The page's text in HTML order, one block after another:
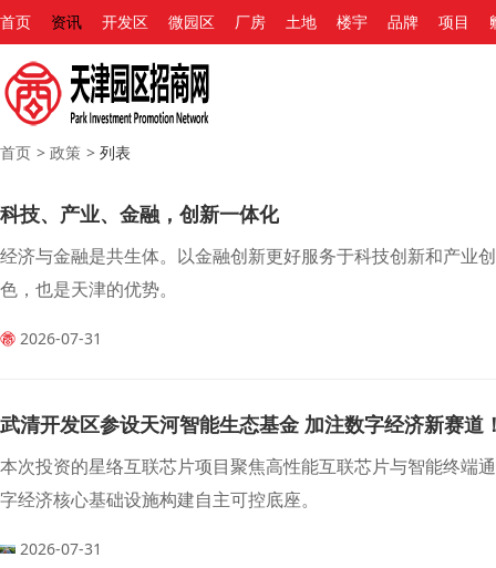
首页 资讯 开发区 微园区 厂房 土地 楼宇 品牌 项目
首页 > 政策 > 列表
科技、产业、金融，创新一体化
经济与金融是共生体。以金融创新更好服务于科技创新和产业
色，也是天津的优势。
2026-07-31
武清开发区参设天河智能生态基金 加注数字经济新赛道
本次投资的星络互联芯片项目聚焦高性能互联芯片与智能终端
字经济核心基础设施构建自主可控底座。
2026-07-31